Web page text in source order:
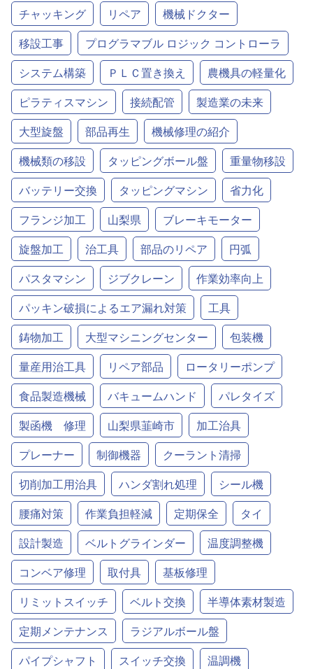
チャッキング リペア
機械ドクター
移設工事
プログラマブル ロジック コントローラ
システム構築
ＰＬＣ置き換え
農機具の軽量化
ピラティスマシン
接続配管
製造業の未来
大型旋盤
部品再生
機械修理の紹介
機械類の移設
タッピングボール盤
重量物移設
バッテリー交換
タッピングマシン
省力化
フランジ加工
山梨県
ブレーキモーター
旋盤加工
治工具 部品のリペア
円弧
パスタマシン
ジブクレーン
作業効率向上
パッキン破損によるエア漏れ対策
工具
鋳物加工
大型マシニングセンター
包装機
量産用治工具
リペア部品
ロータリーポンプ
食品製造機械
バキュームハンド
パレタイズ
製函機 修理
山梨県韮崎市
加工治具
プレーナー
制御機器
クーラント清掃
切削加工用治具
ハンダ割れ処理
シール機
腰痛対策
作業負担軽減 定期保全
タイ
設計製造
ベルトグラインダー
温度調整機
コンベア修理
取付具
基板修理
リミットスイッチ
ベルト交換
半導体素材製造
定期メンテナンス
ラジアルボール盤
パイプシャフト
スイッチ交換
温調機